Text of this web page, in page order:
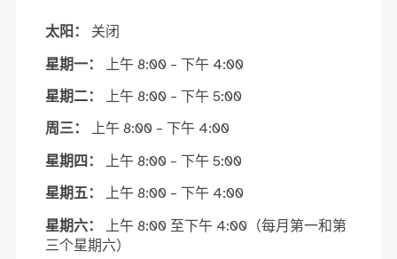
太阳：
关闭
星期一：
上午 8:00 – 下午 4:00
星期二：
上午 8:00 – 下午 5:00
周三：
上午 8:00 – 下午 4:00
星期四：
上午 8:00 – 下午 5:00
星期五：
上午 8:00 – 下午 4:00
星期六：
上午 8:00 至下午 4:00（每月第一和第
三个星期六）